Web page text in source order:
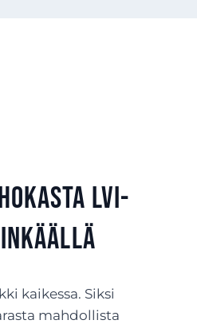
LVI-
kaikessa. Siksi
mahdollista